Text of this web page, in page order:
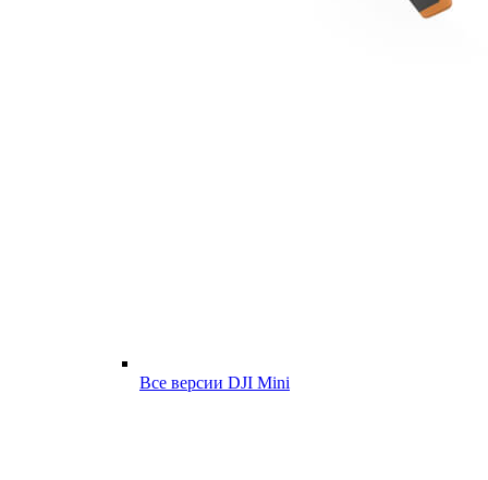
Все версии DJI Mini